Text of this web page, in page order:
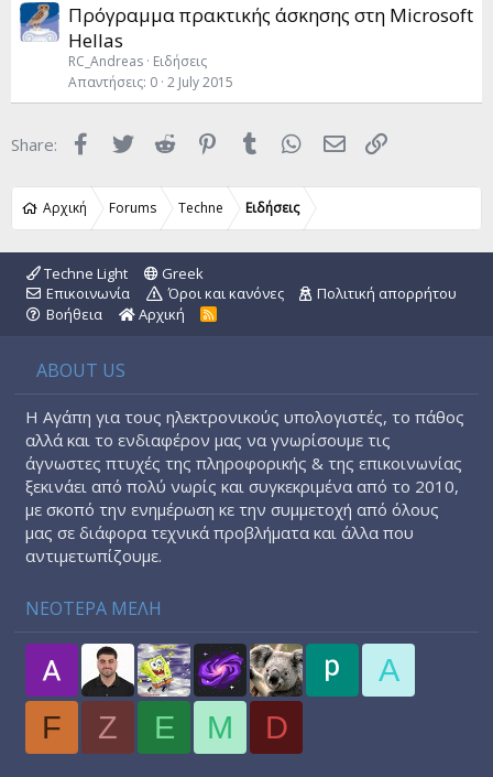
Πρόγραμμα πρακτικής άσκησης στη Microsoft
Hellas
RC_Andreas Ειδήσεις
Απαντήσεις 0 2 July 2015
Share: FacebookTwitter Reddit Pinterest
Tumblr WhatsApp
Email
Αρχική Forums Techne Ειδήσεις
Techne Light
Greek
Επικοινωνία
Όροι και κανόνες
Πολιτική απορρήτου
Βοήθεια
Αρχική
R
ABOUT US
Η Αγάπη για τους ηλεκτρονικούς υπολογιστές, το πάθος
αλλά και το ενδιαφέρον μας να γνωρίσουμε τις
άγνωστες πτυχές της πληροφορικής & της επικοινωνίας
ξεκινάει από πολύ νωρίς και συγκεκριμένα από το 2010,
με σκοπό την ενημέρωση κε την συμμετοχή από όλους
μας σε διάφορα τεχνικά προβλήματα και άλλα που
αντιμετωπίζουμε.
ΝΕΟΤΕΡΑ ΜΕΛΗ
A
F
Z E M D